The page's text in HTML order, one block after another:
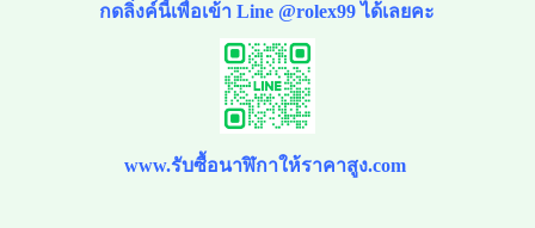
กดลิ่งค์นี้เพื่อเข้า Line @rolex99 ได้เลยคะ
www.รับซื้อนาฬิกาให้ราคาสูง.com